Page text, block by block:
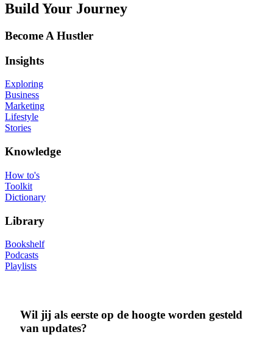
Build Your Journey
Become A Hustler
Insights
Exploring
Business
Marketing
Lifestyle
Stories
Knowledge
How to's
Toolkit
Dictionary
Library
Bookshelf
Podcasts
Playlists
Wil jij als eerste op de hoogte worden gesteld
van updates?